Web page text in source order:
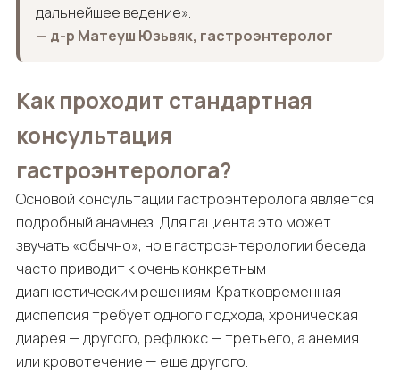
дальнейшее ведение».
— д-р Матеуш Юзьвяк, гастроэнтеролог
Как проходит стандартная
консультация
гастроэнтеролога?
Основой консультации гастроэнтеролога является
подробный анамнез. Для пациента это может
звучать «обычно», но в гастроэнтерологии беседа
часто приводит к очень конкретным
диагностическим решениям. Кратковременная
диспепсия требует одного подхода, хроническая
диарея — другого, рефлюкс — третьего, а анемия
или кровотечение — еще другого.